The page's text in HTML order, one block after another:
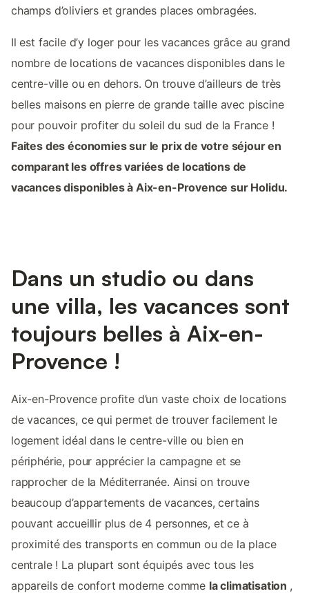
champs d’oliviers et grandes places ombragées.
Il est facile d’y loger pour les vacances grâce au grand
nombre de locations de vacances disponibles dans le
centre-ville ou en dehors. On trouve d’ailleurs de très
belles maisons en pierre de grande taille avec piscine
pour pouvoir profiter du soleil du sud de la France !
Faites des économies sur le prix de votre séjour en
comparant les offres variées de locations de
vacances disponibles à Aix-en-Provence sur Holidu.
Dans un studio ou dans
une villa, les vacances sont
toujours belles à Aix-en-
Provence !
Aix-en-Provence profite d’un vaste choix de locations
de vacances, ce qui permet de trouver facilement le
logement idéal dans le centre-ville ou bien en
périphérie, pour apprécier la campagne et se
rapprocher de la Méditerranée. Ainsi on trouve
beaucoup d’appartements de vacances, certains
pouvant accueillir plus de 4 personnes, et ce à
proximité des transports en commun ou de la place
centrale ! La plupart sont équipés avec tous les
appareils de confort moderne comme la climatisation ,